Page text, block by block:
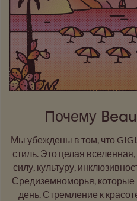
Почему
Мы убеждены в том, что
стиль. Это целая
силу, культуру,
Средиземноморья, которые
день. Стремление к